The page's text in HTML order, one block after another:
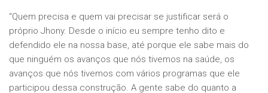
“Quem precisa e quem vai precisar se justificar será o
próprio Jhony. Desde o início eu sempre tenho dito e
defendido ele na nossa base, até porque ele sabe mais do
que ninguém os avanços que nós tivemos na saúde, os
avanços que nós tivemos com vários programas que ele
participou dessa construção. A gente sabe do quanto a